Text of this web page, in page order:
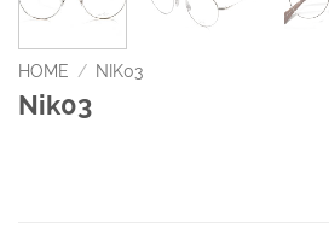
HOME / NIK03
Nik03